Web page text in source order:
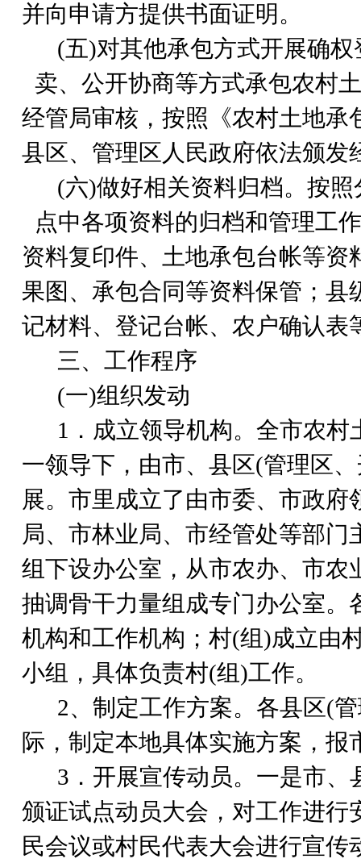
并向申请方提供书面证明。
(五)对其他承包方式开展确
卖、公开协商等方式承包农村
经管局审核，按照《农村土地
县区、管理区人民政府依法颁发
(六)做好相关资料归档。按
点中各项资料的归档和管理工
资料复印件、土地承包台帐等
果图、承包合同等资料保管；
记材料、登记台帐、农户确认表
三、工作程序
(一)组织发动
1 ．成立领导机构。全市农
一领导下，由市、县区(管理区
展。市里成立了由市委、市政
局、市林业局、市经管处等部
组下设办公室，从市农办、市
抽调骨干力量组成专门办公室
机构和工作机构；村(组)成立由
小组，具体负责村(组)工作。
2、制定工作方案。各县区(
际，制定本地具体实施方案，
3 ．开展宣传动员。一是市
颁证试点动员大会，对工作进
民会议或村民代表大会进行宣